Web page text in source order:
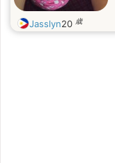
Jasslyn20 歳